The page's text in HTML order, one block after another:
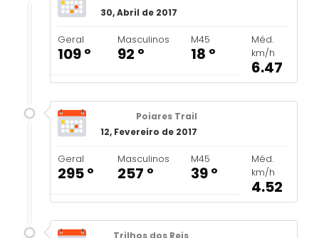
30, Abril de 2017
Geral
109 º
Masculinos
92 º
M45
18 º
Méd.
km/h
6.47
Poiares Trail
12, Fevereiro de 2017
Geral
295 º
Masculinos
257 º
M45
39 º
Méd.
km/h
4.52
Trilhos dos Reis